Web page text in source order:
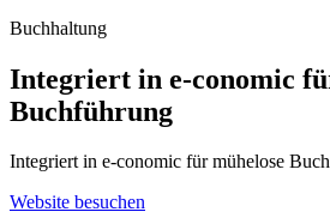
Buchhaltung
Integriert in e-conomic
Buchführung
Integriert in e-conomic für mühelose
Website besuchen